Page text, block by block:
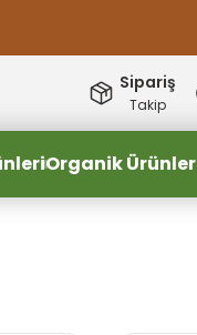
Sipariş
Takip
Organik Ürünler